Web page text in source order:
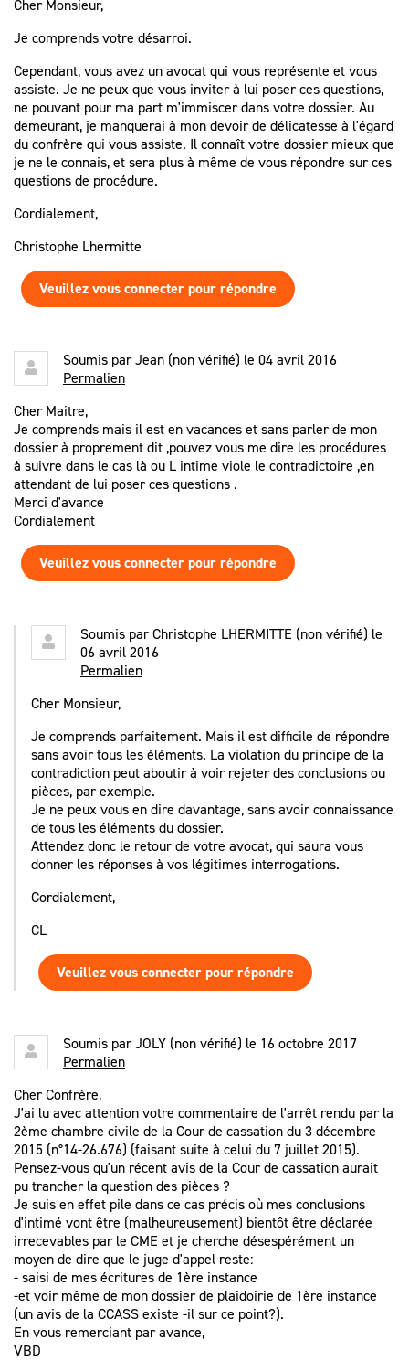
Cher Monsieur,
Je comprends votre désarroi.
Cependant, vous avez un avocat qui vous représente et vous
assiste. Je ne peux que vous inviter à lui poser ces questions,
ne pouvant pour ma part m'immiscer dans votre dossier. Au
demeurant, je manquerai à mon devoir de délicatesse à l'égard
du confrère qui vous assiste. Il connaît votre dossier mieux que
je ne le connais, et sera plus à même de vous répondre sur ces
questions de procédure.
Cordialement,
Christophe Lhermitte
Veuillez vous connecter pour répondre
Soumis parJean (non vérifié) le 04 avril 2016
Permalien
Cher Maitre,
Je comprends mais il est en vacances et sans parler de mon
dossier à proprement dit ,pouvez vous me dire les procédures
à suivre dans le cas là ou L intime viole le contradictoire ,en
attendant de lui poser ces questions .
Merci d'avance
Cordialement
Veuillez vous connecter pour répondre
Soumis parChristophe LHERMITTE (non vérifié) le
06 avril 2016
Permalien
Cher Monsieur,
Je comprends parfaitement. Mais il est difficile de répondre
sans avoir tous les éléments. La violation du principe de la
contradiction peut aboutir à voir rejeter des conclusions ou
pièces, par exemple.
Je ne peux vous en dire davantage, sans avoir connaissance
de tous les éléments du dossier.
Attendez donc le retour de votre avocat, qui saura vous
donner les réponses à vos légitimes interrogations.
Cordialement,
CL
Veuillez vous connecter pour répondre
Soumis parJOLY (non vérifié) le 16 octobre 2017
Permalien
Cher Confrère,
J'ai lu avec attention votre commentaire de l'arrêt rendu par la
2ème chambre civile de la Cour de cassation du 3 décembre
2015 (n°14-26.676) (faisant suite à celui du 7 juillet 2015).
Pensez-vous qu'un récent avis de la Cour de cassation aurait
pu trancher la question des pièces ?
Je suis en effet pile dans ce cas précis où mes conclusions
d'intimé vont être (malheureusement) bientôt être déclarée
irrecevables par le CME et je cherche désespérément un
moyen de dire que le juge d'appel reste:
- saisi de mes écritures de 1ère instance
-et voir même de mon dossier de plaidoirie de 1ère instance
(un avis de la CCASS existe -il sur ce point?).
En vous remerciant par avance,
VBD